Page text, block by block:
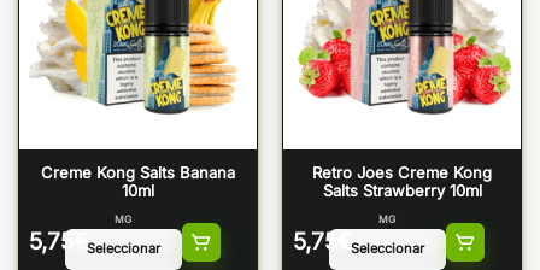
Creme Kong Salts Banana
10ml
5,75 €
MG
Retro Joes Creme Kong
Salts Strawberry 10ml
5,75 €
MG